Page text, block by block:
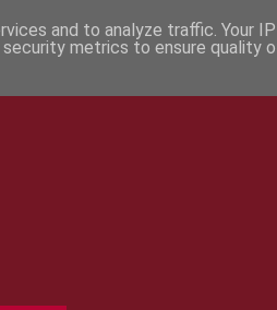
and to analyze traffic. Your
metrics to ensure quality